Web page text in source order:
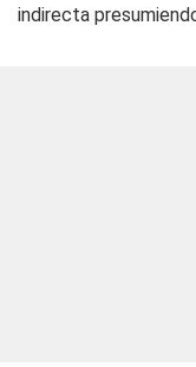
indirecta